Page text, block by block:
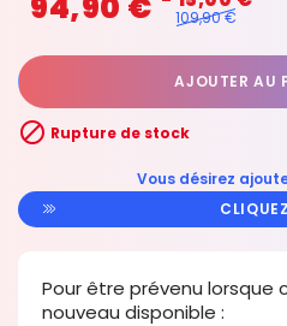
109,90 €
AJOUTER AU
 Rupture de stock
Vous désirez
Pour être prévenu lorsque
nouveau disponible :